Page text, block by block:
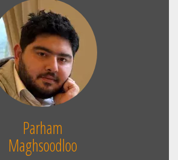
Parham
Maghsoodloo